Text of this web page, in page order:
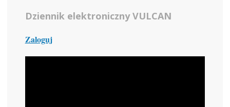
Dziennik elektroniczny VULCAN
Zaloguj